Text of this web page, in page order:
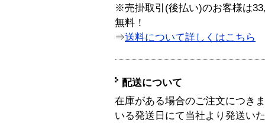
※売掛取引(後払い)のお客様は
無料！
⇒送料について詳しくはこちら
配送について
在庫がある場合のご注文につき
いる発送日にて当社より発送い